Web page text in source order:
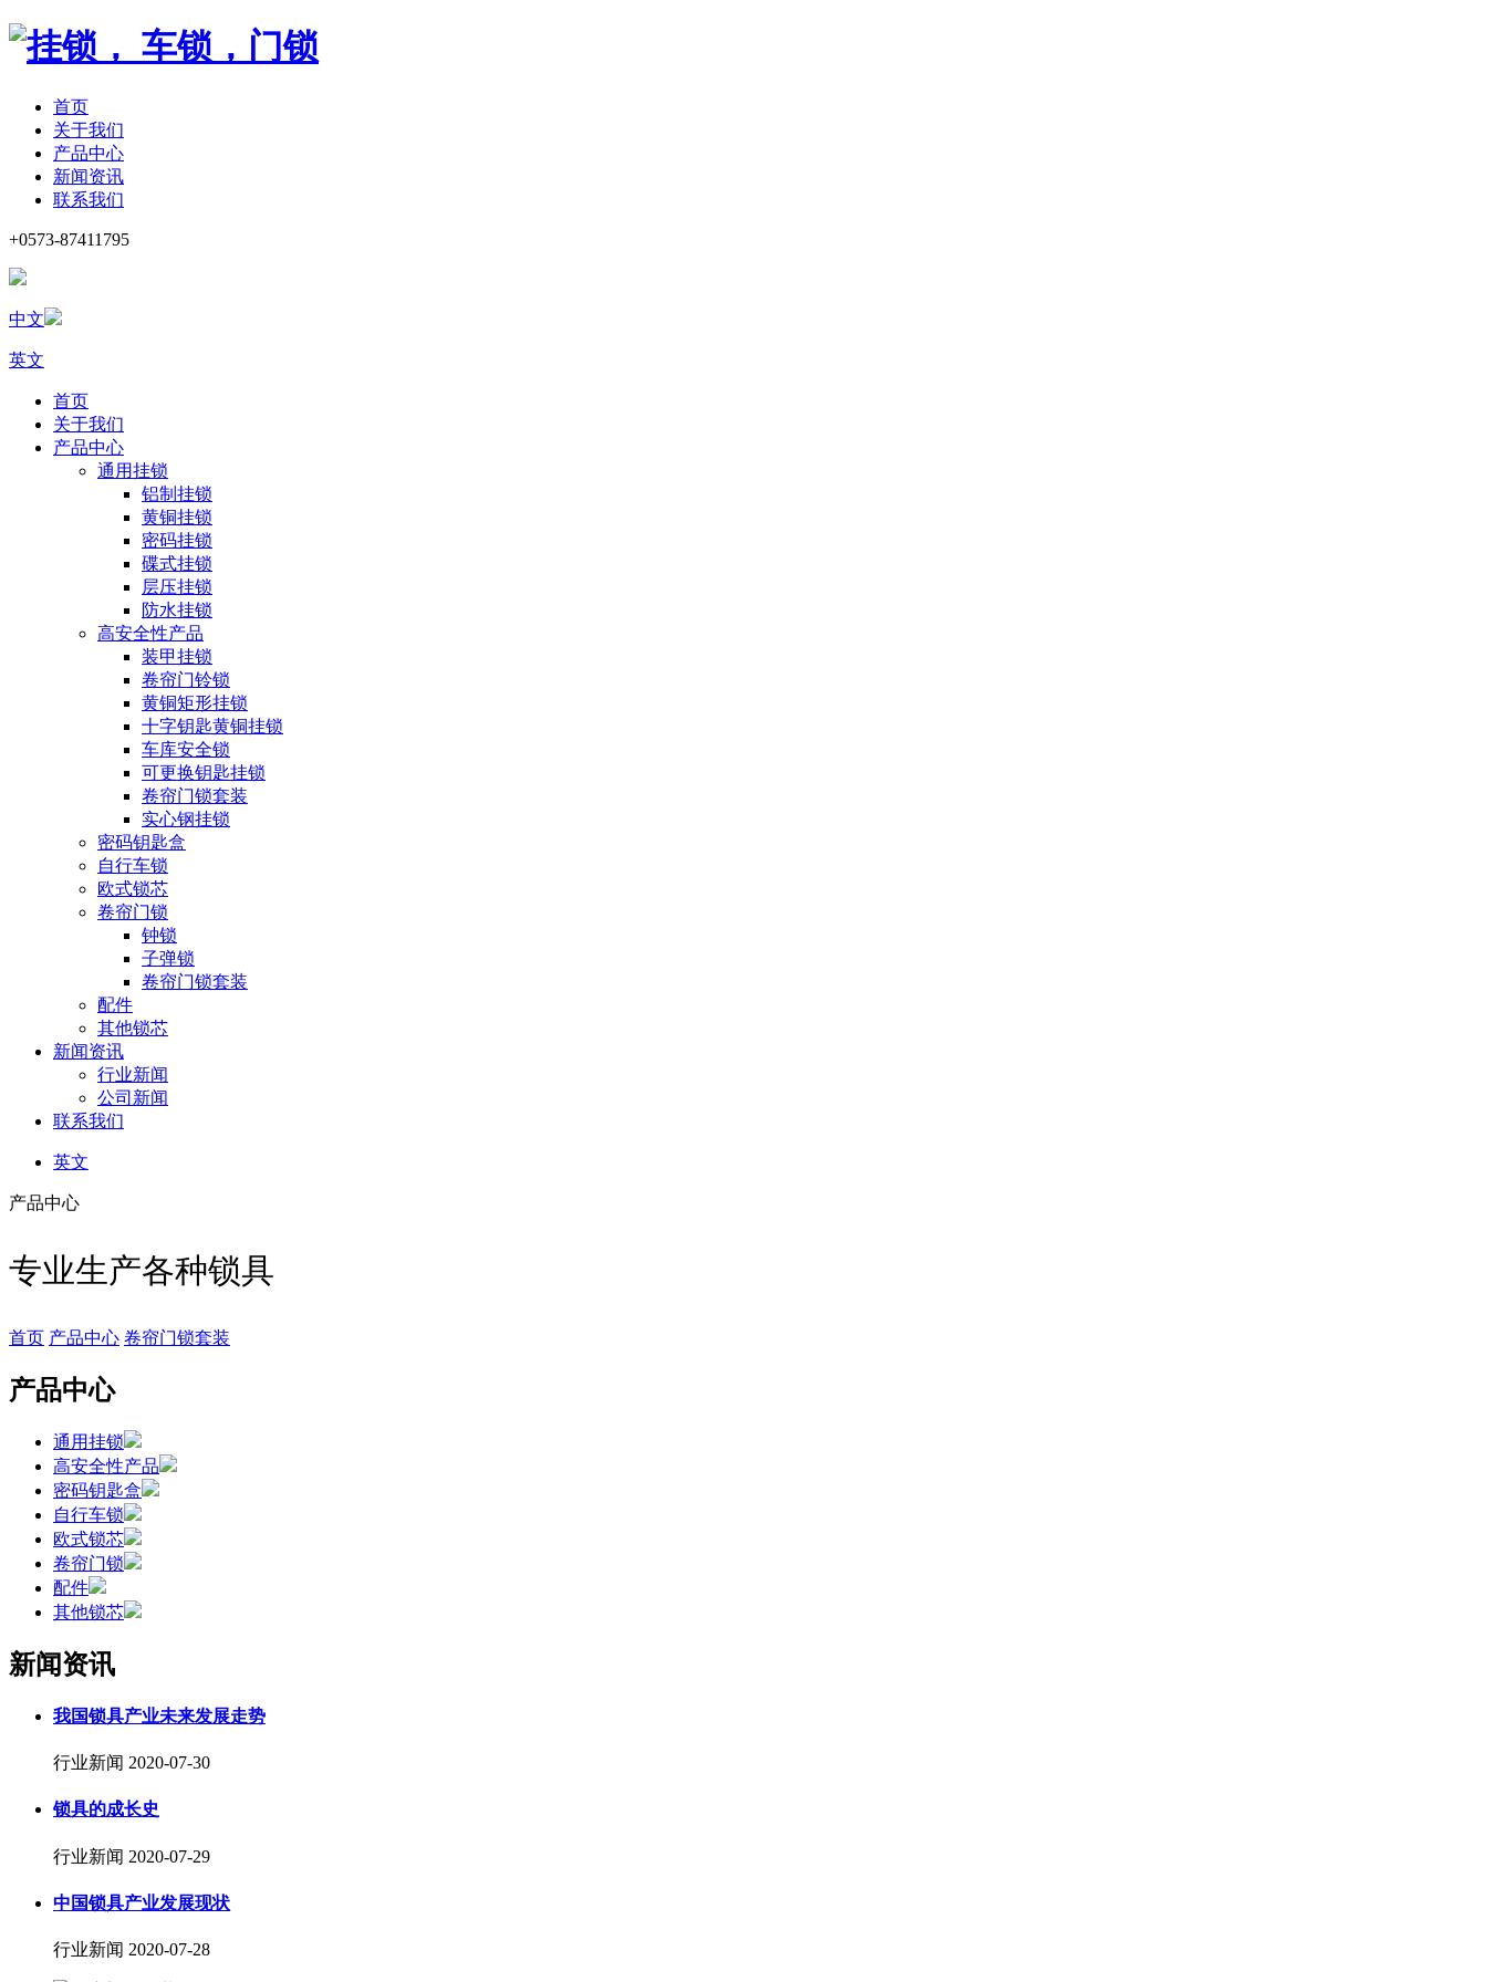
首页
关于我们
产品中心
新闻资讯
联系我们
+0573-87411795
中文
英文
首页
关于我们
产品中心
通用挂锁
铝制挂锁
黄铜挂锁
密码挂锁
碟式挂锁
层压挂锁
防水挂锁
高安全性产品
装甲挂锁
卷帘门铃锁
黄铜矩形挂锁
十字钥匙黄铜挂锁
车库安全锁
可更换钥匙挂锁
卷帘门锁套装
实心钢挂锁
密码钥匙盒
自行车锁
欧式锁芯
卷帘门锁
钟锁
子弹锁
卷帘门锁套装
配件
其他锁芯
新闻资讯
行业新闻
公司新闻
联系我们
英文
产品中心
专业生产各种锁具
首页 产品中心 卷帘门锁套装
产品中心
通用挂锁
高安全性产品
密码钥匙盒
自行车锁
欧式锁芯
卷帘门锁
配件
其他锁芯
新闻资讯
我国锁具产业未来发展走势
行业新闻 2020-07-30
锁具的成长史
行业新闻 2020-07-29
中国锁具产业发展现状
行业新闻 2020-07-28